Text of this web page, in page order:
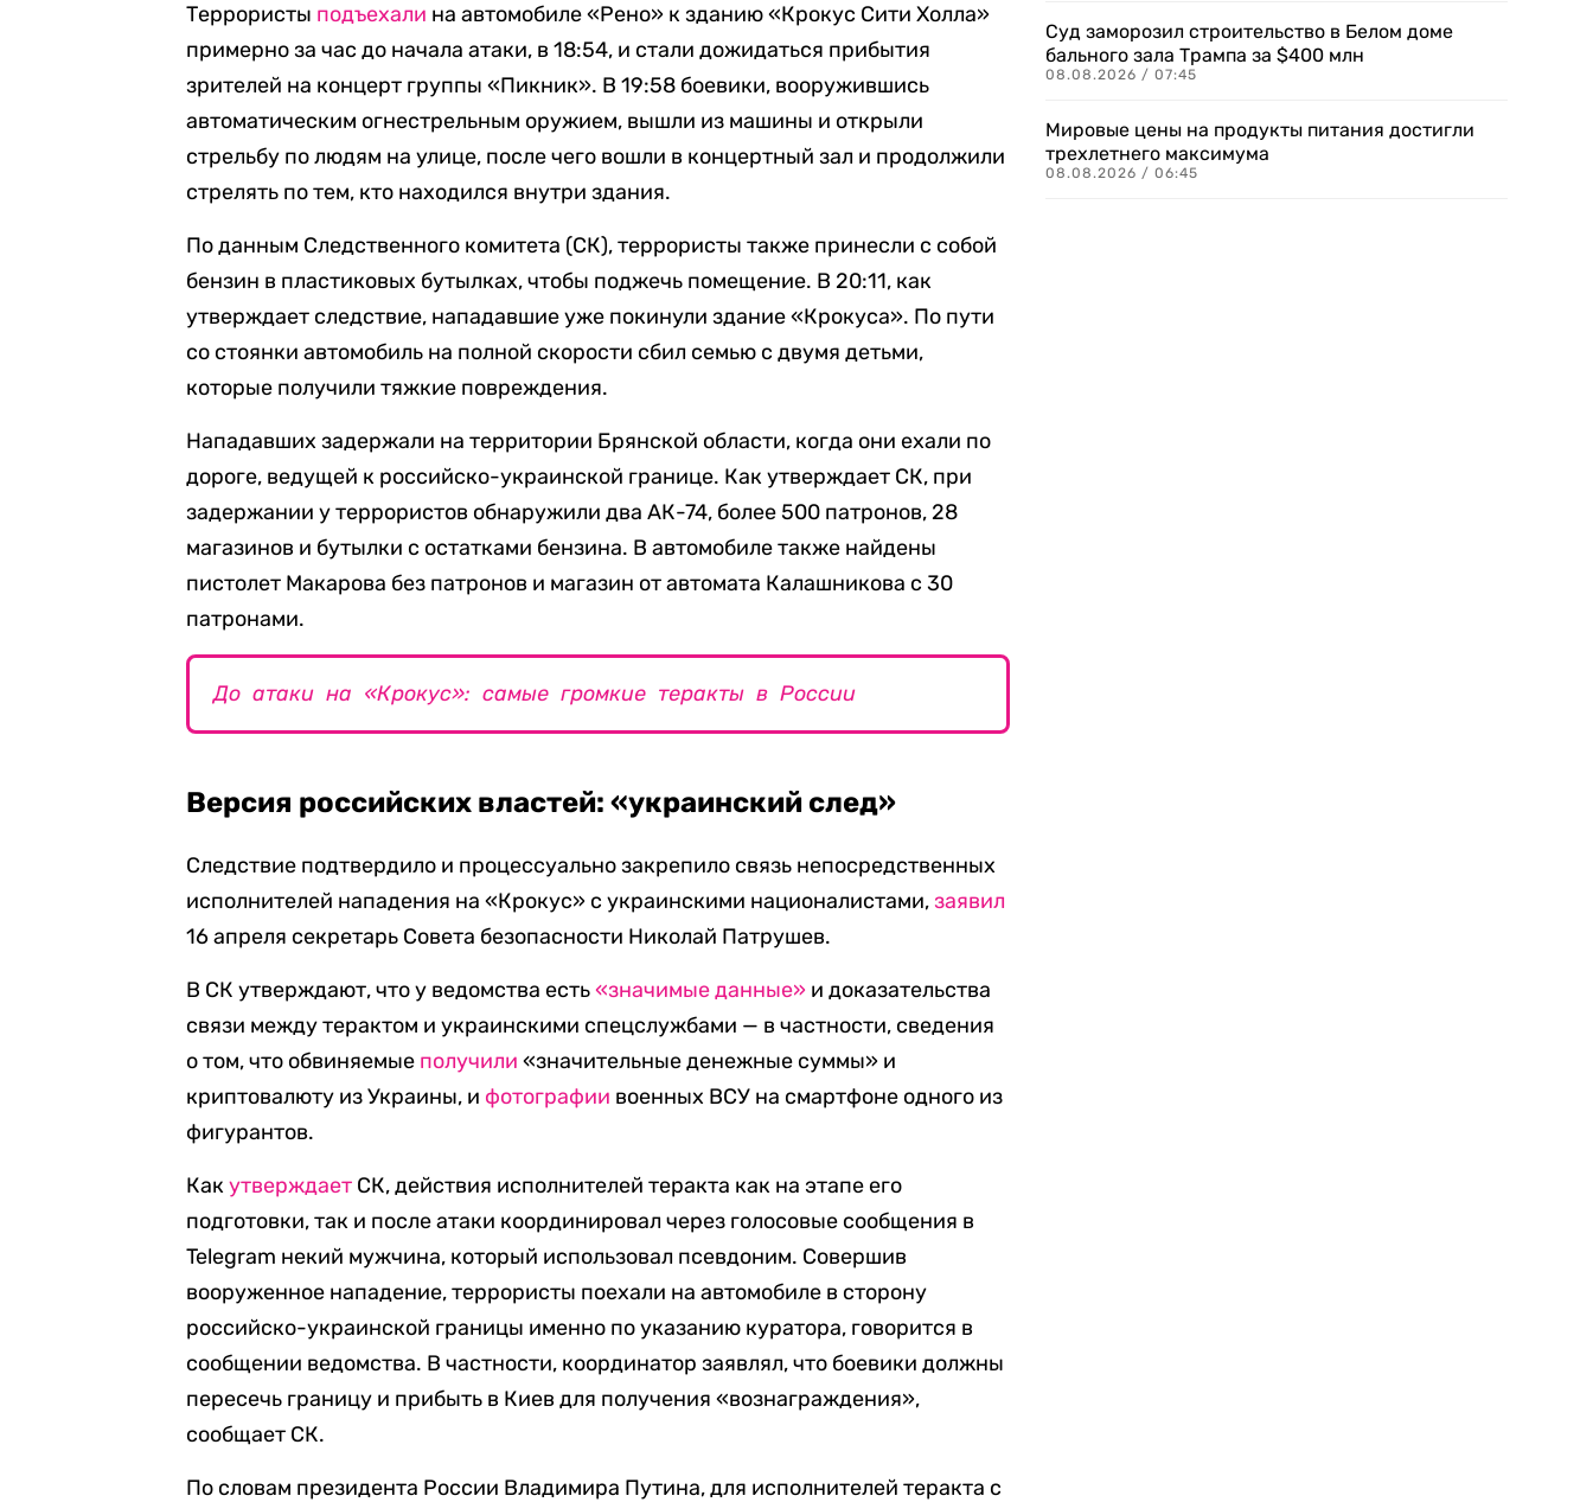
Террористы подъехали на автомобиле «Рено» к зданию «Крокус Сити Холла»
примерно за час до начала атаки, в 18:54, и стали дожидаться прибытия
зрителей на концерт группы «Пикник». В 19:58 боевики, вооружившись
автоматическим огнестрельным оружием, вышли из машины и открыли
стрельбу по людям на улице, после чего вошли в концертный зал и продолжили
стрелять по тем, кто находился внутри здания.
По данным Следственного комитета (СК), террористы также принесли с собой
бензин в пластиковых бутылках, чтобы поджечь помещение. В 20:11, как
утверждает следствие, нападавшие уже покинули здание «Крокуса». По пути
со стоянки автомобиль на полной скорости сбил семью с двумя детьми,
которые получили тяжкие повреждения.
Нападавших задержали на территории Брянской области, когда они ехали по
дороге, ведущей к российско-украинской границе. Как утверждает СК, при
задержании у террористов обнаружили два АК-74, более 500 патронов, 28
магазинов и бутылки с остатками бензина. В автомобиле также найдены
пистолет Макарова без патронов и магазин от автомата Калашникова с 30
патронами.
До атаки на «Крокус»: самые громкие теракты в России
Версия российских властей: «украинский след»
Следствие подтвердило и процессуально закрепило связь непосредственных
исполнителей нападения на «Крокус» с украинскими националистами,заявил
16 апреля секретарь Совета безопасности Николай Патрушев.
В СК утверждают, что у ведомства есть«значимые данные» и доказательства
связи между терактом и украинскими спецслужбами — в частности, сведения
о том, что обвиняемые получили «значительные денежные суммы» и
криптовалюту из Украины, и фотографии военных ВСУ на смартфоне одного из
фигурантов.
Какутверждает СК, действия исполнителей теракта как на этапе его
подготовки, так и после атаки координировал через голосовые сообщения в
Telegram некий мужчина, который использовал псевдоним. Совершив
вооруженное нападение, террористы поехали на автомобиле в сторону
российско-украинской границы именно по указанию куратора, говорится в
сообщении ведомства. В частности, координатор заявлял, что боевики должны
пересечь границу и прибыть в Киев для получения «вознаграждения»,
сообщает СК.
По словам президента России Владимира Путина, для исполнителей теракта с
Суд заморозил строительство в Белом доме
бального зала Трампа за $400 млн
08.08.2026 / 07:45
Мировые цены на продукты питания достигли
трехлетнего максимума
08.08.2026 / 06:45